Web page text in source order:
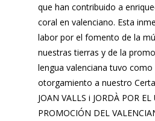
que han contribuido a
coral en valenciano. Esta
labor por el fomento de la
nuestras tierras y de la
lengua valenciana tuvo como
otorgamiento a nuestro
JOAN VALLS i JORDÀ POR EL
PROMOCIÓN DEL